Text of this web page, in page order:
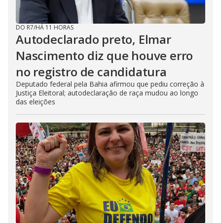
DO R7/HÁ 11 HORAS
Autodeclarado preto, Elmar
Nascimento diz que houve erro
no registro de candidatura
Deputado federal pela Bahia afirmou que pediu correção à
Justiça Eleitoral; autodeclaração de raça mudou ao longo
das eleições